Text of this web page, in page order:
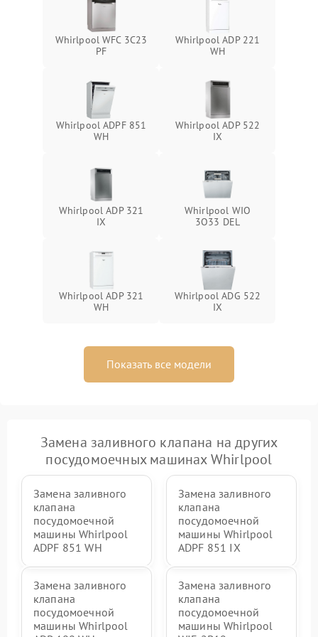
Whirlpool WFC 3C23
PF
Whirlpool ADP 221
WH
Whirlpool ADPF 851
WH
Whirlpool ADP 522
IX
Whirlpool ADP 321
IX
Whirlpool WIO
3O33 DEL
Whirlpool ADP 321
WH
Whirlpool ADG 522
IX
Показать все модели
Замена заливного клапана на других
посудомоечных машинах Whirlpool
Замена заливного
клапана
посудомоечной
машины Whirlpool
ADPF 851 WH
Замена заливного
клапана
посудомоечной
машины Whirlpool
ADPF 851 IX
Замена заливного
клапана
посудомоечной
машины Whirlpool
Замена заливного
клапана
посудомоечной
машины Whirlpool